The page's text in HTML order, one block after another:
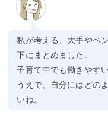
私が考える、大手やベ
下にまとめました。
子育て中でも働きやす
うえで、自分にはどの
いね。